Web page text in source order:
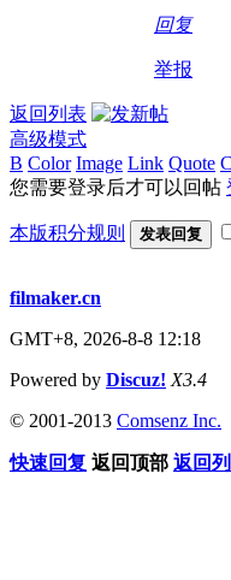
回复
举报
返回列表
高级模式
B Color Image Link Quote
您需要登录后才可以回帖
本版积分规则 发表回复
filmaker.cn
GMT+8, 2026-8-8 12:18
Powered by Discuz! X3.4
© 2001-2013 Comsenz Inc.
快速回复 返回顶部 返回